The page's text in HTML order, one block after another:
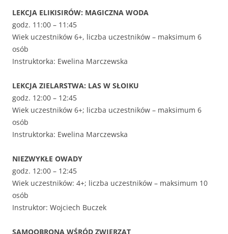
LEKCJA ELIKISIRÓW: MAGICZNA WODA
godz. 11:00 – 11:45
Wiek uczestników 6+, liczba uczestników – maksimum 6
osób
Instruktorka: Ewelina Marczewska
LEKCJA ZIELARSTWA: LAS W SŁOIKU
godz. 12:00 – 12:45
Wiek uczestników 6+; liczba uczestników – maksimum 6
osób
Instruktorka: Ewelina Marczewska
NIEZWYKŁE OWADY
godz. 12:00 – 12:45
Wiek uczestników: 4+; liczba uczestników – maksimum 10
osób
Instruktor: Wojciech Buczek
SAMOOBRONA WŚRÓD ZWIERZĄT